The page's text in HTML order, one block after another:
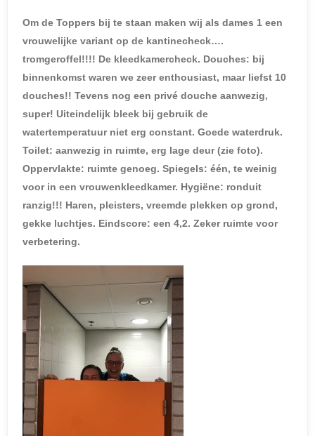
Om de Toppers bij te staan maken wij als dames 1 een
vrouwelijke variant op de kantinecheck….
tromgeroffel!!!! De kleedkamercheck. Douches: bij
binnenkomst waren we zeer enthousiast, maar liefst 10
douches!! Tevens nog een privé douche aanwezig,
super! Uiteindelijk bleek bij gebruik de
watertemperatuur niet erg constant. Goede waterdruk.
Toilet: aanwezig in ruimte, erg lage deur (zie foto).
Oppervlakte: ruimte genoeg. Spiegels: één, te weinig
voor in een vrouwenkleedkamer. Hygiëne: ronduit
ranzig!!! Haren, pleisters, vreemde plekken op grond,
gekke luchtjes. Eindscore: een 4,2. Zeker ruimte voor
verbetering.